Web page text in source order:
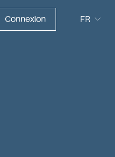
Connexion FR